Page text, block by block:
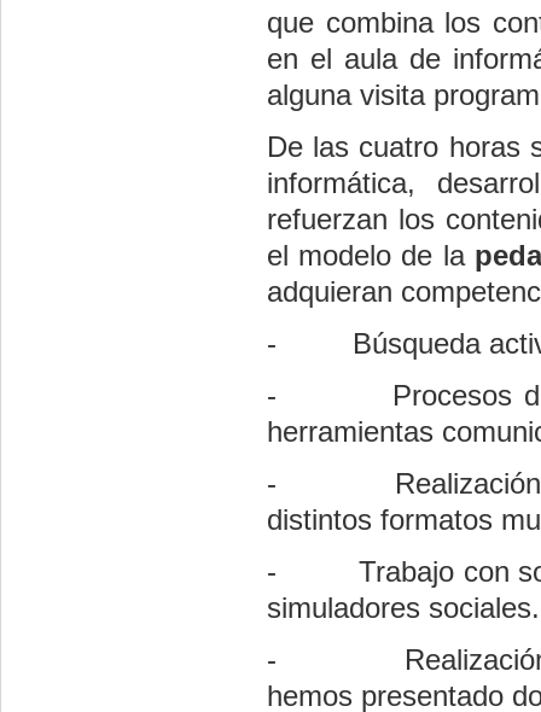
que combina los
en el aula de
alguna visita
De las cuatro horas
informática,
refuerzan los
el modelo de la
adquieran
-
Búsqueda
-
Procesos
herramientas
-
distintos formatos
-
Trabajo con
simuladores sociales.
-
hemos presentado